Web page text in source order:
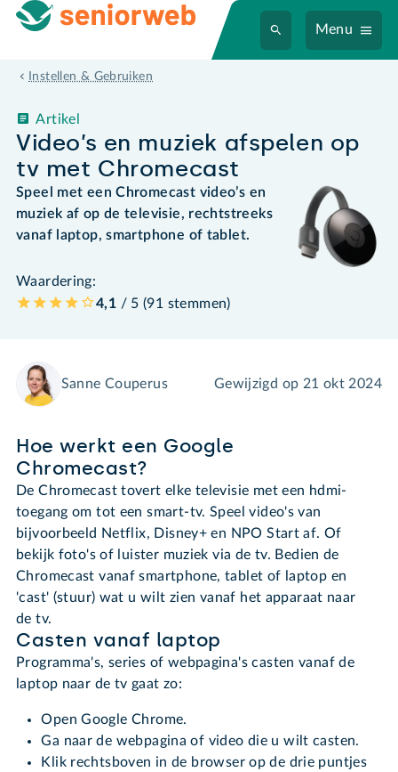
Menu
Instellen & Gebruiken
Video’s en muziek afspelen op
tv met Chromecast
Artikel
Speel met een Chromecast video’s en
muziek af op de televisie, rechtstreeks
vanaf laptop, smartphone of tablet.
Waardering:
4,1 / 5 (91 stemmen)
Sanne Couperus Gewijzigd op 21 okt 2024
Hoe werkt een Google
Chromecast?
De Chromecast tovert elke televisie met een hdmi-
toegang om tot een smart-tv. Speel video's van
bijvoorbeeld Netflix, Disney+ en NPO Start af. Of
bekijk foto's of luister muziek via de tv. Bedien de
Chromecast vanaf smartphone, tablet of laptop en
'cast' (stuur) wat u wilt zien vanaf het apparaat naar
de tv.
Casten vanaf laptop
Programma's, series of webpagina's casten vanaf de
laptop naar de tv gaat zo:
Open Google Chrome.
Ga naar de webpagina of video die u wilt casten.
Klik rechtsboven in de browser op de drie puntjes